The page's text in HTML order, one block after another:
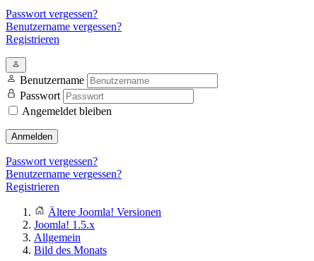
Passwort vergessen?
Benutzername vergessen?
Registrieren
Benutzername
Passwort
Angemeldet bleiben
Anmelden
Passwort vergessen?
Benutzername vergessen?
Registrieren
Ältere Joomla! Versionen
Joomla! 1.5.x
Allgemein
Bild des Monats